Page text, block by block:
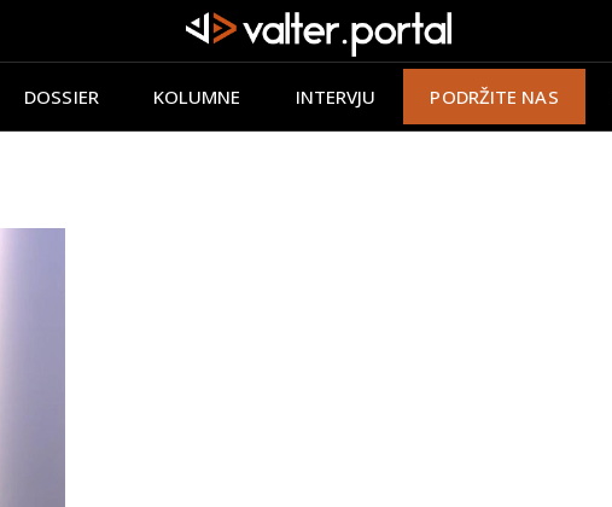
DOSSIER KOLUMNE INTERVJU PODRŽITE NAS